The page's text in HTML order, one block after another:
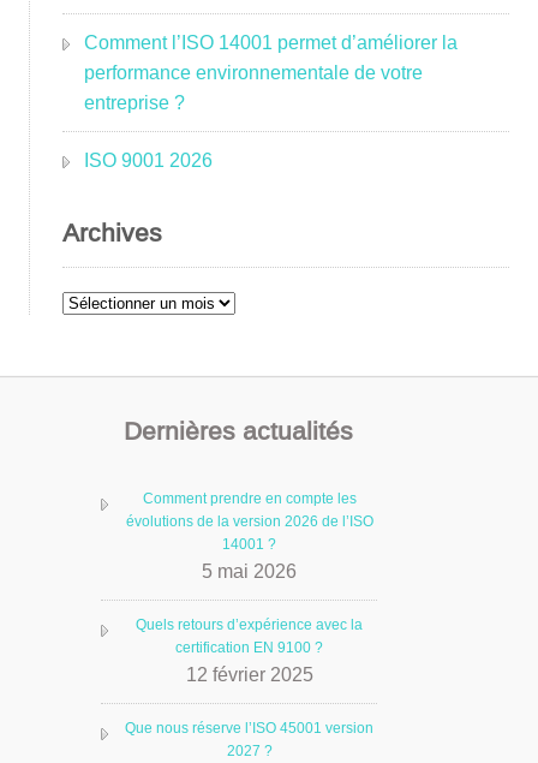
Comment l’ISO 14001 permet d’améliorer la
performance environnementale de votre
entreprise ?
ISO 9001 2026
Archives
Archives
Dernières actualités
Comment prendre en compte les
évolutions de la version 2026 de l’ISO
14001 ?
5 mai 2026
Quels retours d’expérience avec la
certification EN 9100 ?
12 février 2025
Que nous réserve l’ISO 45001 version
2027 ?